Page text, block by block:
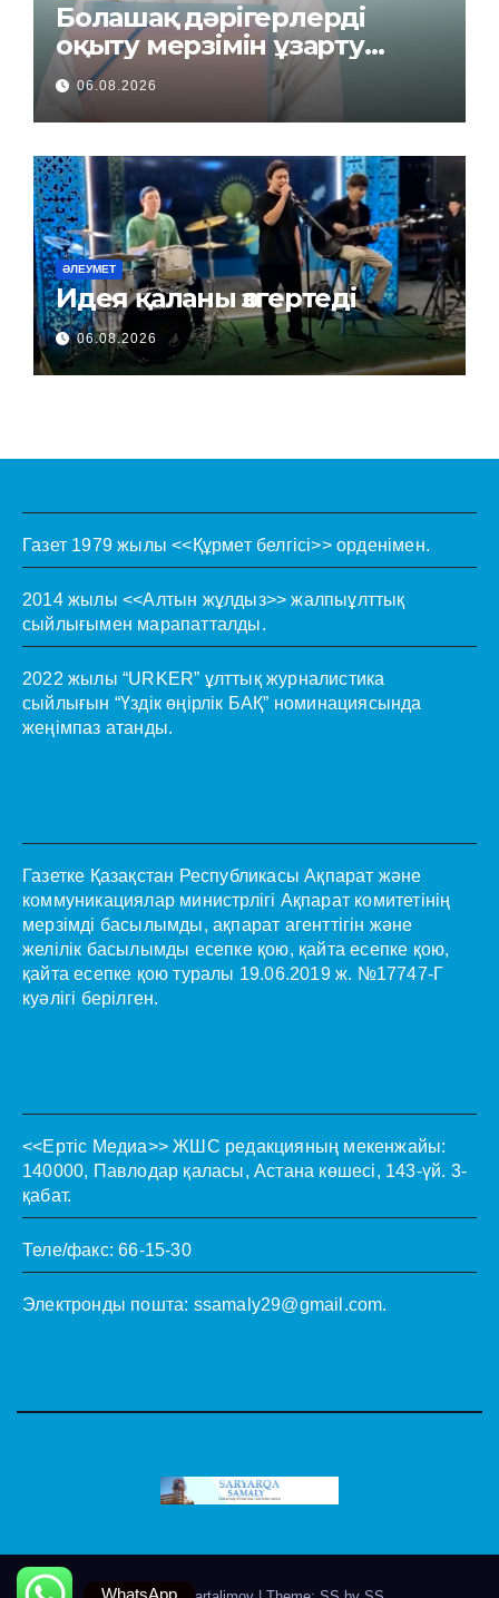
Болашақ дәрігерлерді
оқыту мерзімін ұзарту
керек пе?
06.08.2026
ӘЛЕУМЕТ
Идея қаланы өзгертеді
06.08.2026
Газет 1979 жылы <<Құрмет белгісі>> орденімен.
2014 жылы <<Алтын жұлдыз>> жалпыұлттық
сыйлығымен марапатталды.
2022 жылы “URKER” ұлттық журналистика
сыйлығын “Үздік өңірлік БАҚ” номинациясында
жеңімпаз атанды.
Газетке Қазақстан Республикасы Ақпарат және
коммуникациялар министрлігі Ақпарат комитетінің
мерзімді басылымды, ақпарат агенттігін және
желілік басылымды есепке қою, қайта есепке қою,
қайта есепке қою туралы 19.06.2019 ж. №17747-Г
куәлігі берілген.
<<Ертіс Медиа>> ЖШС редакцияның мекенжайы:
140000, Павлодар қаласы, Астана көшесі, 143-үй. 3-
қабат.
Теле/факс: 66-15-30
Электронды пошта: ssamaly29@gmail.com.
WhatsApp